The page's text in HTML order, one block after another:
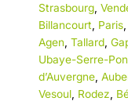
Strasbourg,
Billancourt
Paris,
Agen Tallard,
Ubaye-Serre-
d’Auvergne,
Vesoul, Rodez